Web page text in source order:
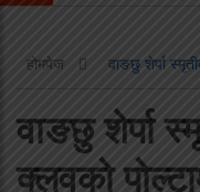
होमपेज वाङछु शेर्पा
वाङछु शेर्पा
क्लवको